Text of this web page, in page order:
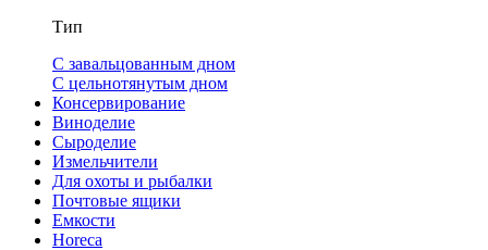
Тип
С завальцованным дном
С цельнотянутым дном
Консервирование
Виноделие
Сыроделие
Измельчители
Для охоты и рыбалки
Почтовые ящики
Емкости
Horeca